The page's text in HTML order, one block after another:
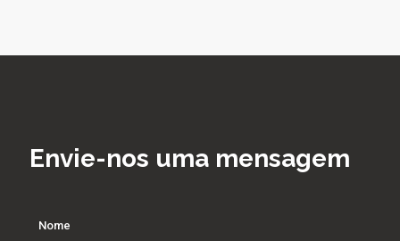
Envie-nos uma mensagem
Nome